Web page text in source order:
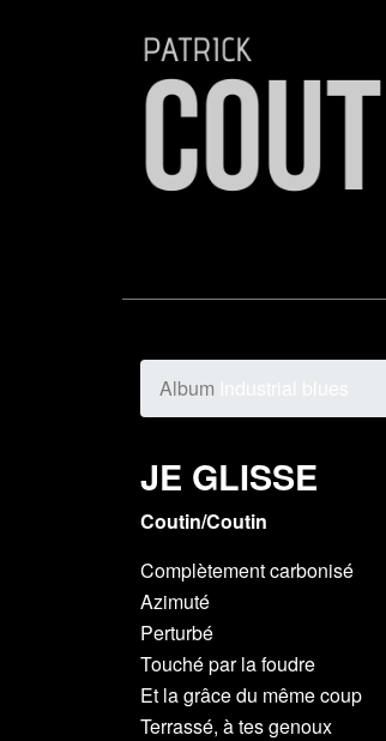
Album
JE GLISSE
Coutin/Coutin
Complètement carbonisé
Azimuté
Perturbé
Touché par la foudre
Et la grâce du même coup
Terrassé, à tes genoux